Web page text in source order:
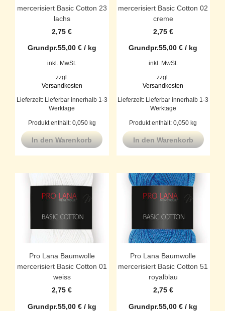
mercerisiert Basic Cotton 23
lachs
2,75€
Grundpr.55,00 €/ kg
inkl. MwSt.
zzgl.
Versandkosten
Lieferzeit:
Lieferbar innerhalb 1-3
Werktage
Produkt enthält: 0,050 kg
In den Warenkorb
mercerisiert Basic Cotton 02
creme
2,75 €
Grundpr.55,00€ / kg
inkl. MwSt.
zzgl.
Versandkosten
Lieferzeit:
Lieferbar innerhalb 1-3
Werktage
Produkt enthält: 0,050kg
In den Warenkorb
Pro Lana Baumwolle
mercerisiert Basic Cotton 01
weiss
2,75€
Grundpr.55,00 €/ kg
Pro Lana Baumwolle
mercerisiert Basic Cotton 51
royalblau
2,75 €
Grundpr.55,00€ / kg